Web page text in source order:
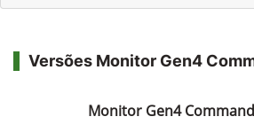
Versões Monitor Gen4
Monitor Gen4